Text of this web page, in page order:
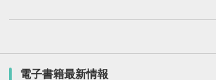
電子書籍最新情報